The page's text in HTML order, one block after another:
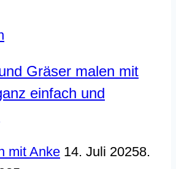
einfache
Methoden
Gräser malen mit
einfach und
mit Anke 14. Juli 20258.